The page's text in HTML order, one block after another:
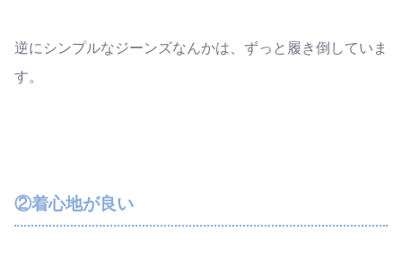
逆にシンプルなジーンズなんかは、ずっと履き倒していま
す。
②着心地が良い